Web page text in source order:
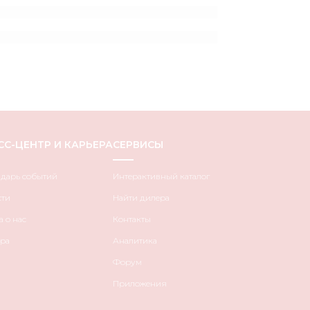
ЦЕНТР И КАРЬЕРА
событий
нас
СЕРВИСЫ
Интерактивный каталог
Найти дилера
Контакты
Аналитика
Форум
Приложения